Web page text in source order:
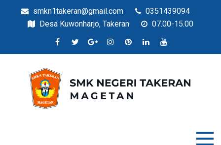
smkn1takeran@gmail.com
0351439094
Desa Kuwonharjo, Takeran
07.00-15.00
Situs Resmi SMKN Takeran